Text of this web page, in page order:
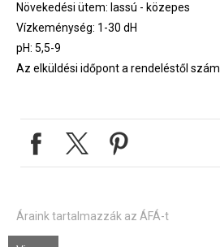
Növekedési ütem: lassú - közepes
Vízkeménység: 1-30 dH
pH: 5,5-9
Az elküldési időpont a rendeléstől
Áraink tartalmazzák az ÁFÁ-t